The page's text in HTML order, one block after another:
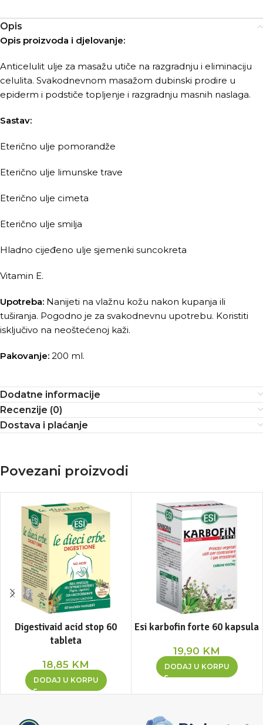
Opis
Opis proizvoda i djelovanje:
Anticelulit ulje za masažu utiče na razgradnju i eliminaciju
celulita. Svakodnevnom masažom dubinski prodire u
epiderm i podstiče topljenje i razgradnju masnih naslaga.
Sastav:
Eterično ulje pomorandže
Eterično ulje limunske trave
Eterično ulje cimeta
Eterično ulje smilja
Hladno cijeđeno ulje sjemenki suncokreta
Vitamin E.
Upotreba: Nanijeti na vlažnu kožu nakon kupanja ili
tuširanja. Pogodno je za svakodnevnu upotrebu. Koristiti
isključivo na neoštećenoj kaži.
Pakovanje: 200 ml.
Dodatne informacije
Recenzije (0)
Dostava i plaćanje
Povezani proizvodi
Digestivaid acid stop 60
tableta
18,85 KM
DODAJ U KORPU
Esi karbofin forte 60 kapsula
19,90 KM
DODAJ U KORPU